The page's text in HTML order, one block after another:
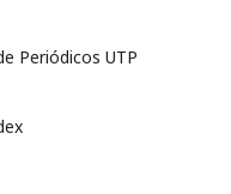
Periódicos UTP